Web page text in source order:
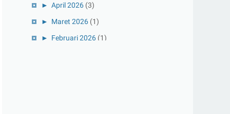
► April 2026 (3)
► Maret 2026 (1)
► Februari 2026 (1)